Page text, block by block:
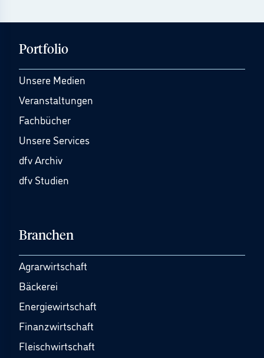
Portfolio
Unsere Medien
Veranstaltungen
Fachbücher
Unsere Services
dfv Archiv
dfv Studien
Branchen
Agrarwirtschaft
Bäckerei
Energiewirtschaft
Finanzwirtschaft
Fleischwirtschaft